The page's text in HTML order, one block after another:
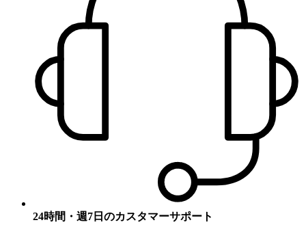
24時間・週7日のカスタマーサポート